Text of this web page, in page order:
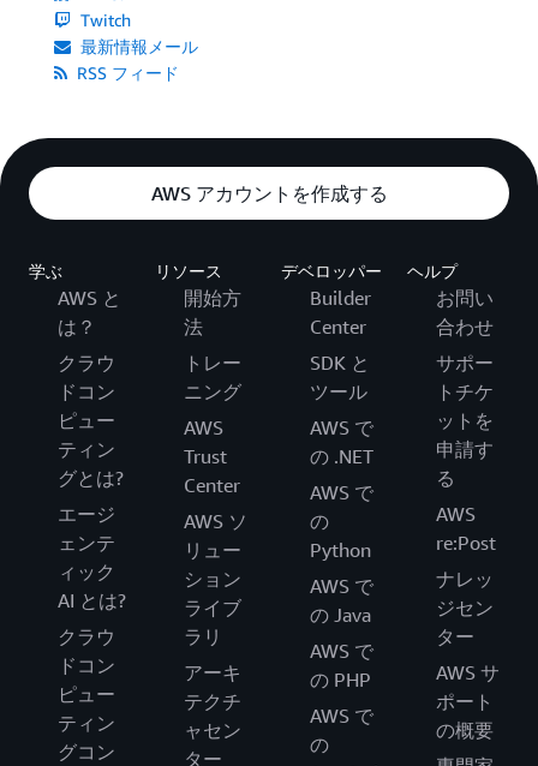
Twitch
最新情報メール
RSS フィード
AWS アカウントを作成する
学ぶ
AWS と
は？
クラウ
ドコン
ピュー
ティン
グとは?
エージ
ェンテ
ィック
AI とは?
クラウ
ドコン
ピュー
ティン
グコン
リソース
開始方
法
トレー
ニング
AWS
Trust
Center
AWS ソ
リュー
ション
ライブ
ラリ
アーキ
テクチ
ャセン
ター
デベロッパー
Builder
Center
SDK と
ツール
AWS で
の .NET
AWS で
の
Python
AWS で
の Java
AWS で
の PHP
AWS で
の
ヘルプ
お問い
合わせ
サポー
トチケ
ットを
申請す
る
AWS
re:Post
ナレッ
ジセン
ター
AWS サ
ポート
の概要